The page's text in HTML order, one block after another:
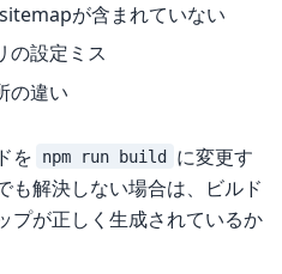
が含まれていない
の設定ミス
の違い
を npm run build
に変更す
も解決しない場合は、ビルド
プが正しく生成されているか